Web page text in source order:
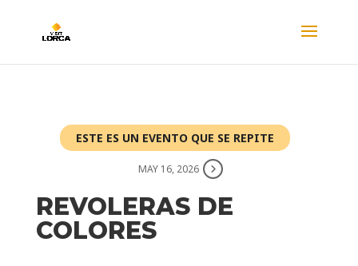
ESTE ES UN EVENTO QUE SE REPITE
MAY 16, 2026
REVOLERAS DE
COLORES